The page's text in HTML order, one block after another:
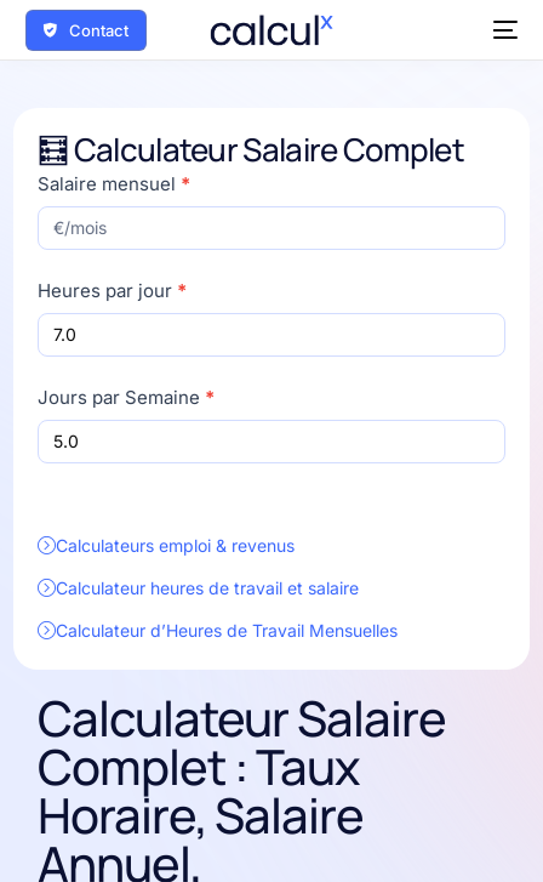
Contact
🧮 Calculateur Salaire Complet
Calculateur
Salaire
Universel
Salaire mensuel *
Heures par jour *
Jours par Semaine *
Calculateurs emploi & revenus
Calculateur heures de travail et salaire
Calculateur d’Heures de Travail Mensuelles
Calculateur Salaire
Complet : Taux
Horaire, Salaire
Annuel,